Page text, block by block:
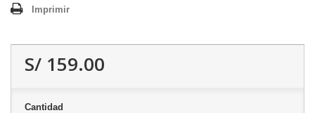
Imprimir
S/ 159.00
Cantidad